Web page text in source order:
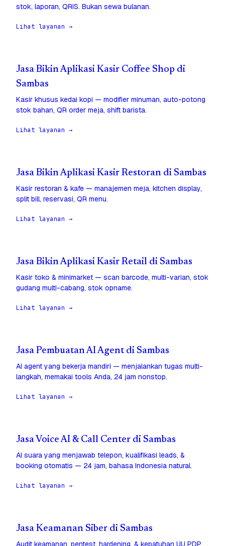
stok, laporan, QRIS. Bukan sewa bulanan.
Lihat layanan →
Jasa Bikin Aplikasi Kasir Coffee Shop di
Sambas
Kasir khusus kedai kopi — modifier minuman, auto-potong
stok bahan, QR order meja, shift barista.
Lihat layanan →
Jasa Bikin Aplikasi Kasir Restoran di Sambas
Kasir restoran & kafe — manajemen meja, kitchen display,
split bill, reservasi, QR menu.
Lihat layanan →
Jasa Bikin Aplikasi Kasir Retail di Sambas
Kasir toko & minimarket — scan barcode, multi-varian, stok
gudang multi-cabang, stok opname.
Lihat layanan →
Jasa Pembuatan AI Agent di Sambas
AI agent yang bekerja mandiri — menjalankan tugas multi-
langkah, memakai tools Anda, 24 jam nonstop.
Lihat layanan →
Jasa Voice AI & Call Center di Sambas
AI suara yang menjawab telepon, kualifikasi leads, &
booking otomatis — 24 jam, bahasa Indonesia natural.
Lihat layanan →
Jasa Keamanan Siber di Sambas
Audit keamanan, pentest, hardening, & kepatuhan UU PDP